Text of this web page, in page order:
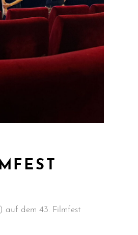
auf dem 43. Filmfest